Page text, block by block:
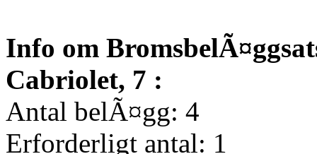
Info om
Cabriolet, 7 :
Antal belÃ¤gg: 4
Erforderligt antal: 1